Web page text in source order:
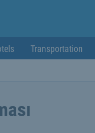
Transportation